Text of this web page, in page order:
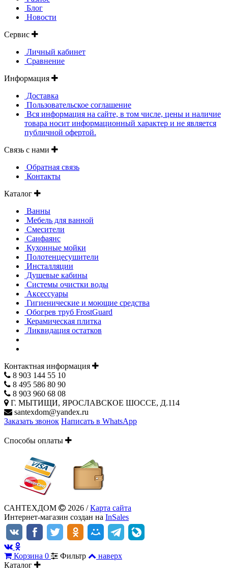
Блог
Новости
Сервис
Личный кабинет
Сравнение
Информация
Доставка
Пользовательское соглашение
Вся информация на сайте, в том числе, цены и наличие
товара носит информационный характер и не является
публичной офертой.
Связь с нами
Обратная связь
Контакты
Каталог
Ванны
Мебель для ванной
Смесители
Санфаянс
Кухонные мойки
Полотенцесушители
Инсталляции
Душевые кабины
Системы очистки воды
Аксессуары
Гигиенические и моющие средства
Обогрев труб FrostGuard
Керамическая плитка
Ликвидация остатков
Контактная информация
8 903 144 55 10
8 495 586 80 90
8 903 960 68 08
Г. МЫТИЩИ, ЯРОСЛАВСКОЕ ШОССЕ, Д.114
santexdom@yandex.ru
Заказать звонок Написать в WhatsApp
Способы оплаты
САНТЕХДОМ 2026 /Карта сайта
Интернет-магазин создан на InSales
Корзина 0 Фильтр
наверх
Каталог